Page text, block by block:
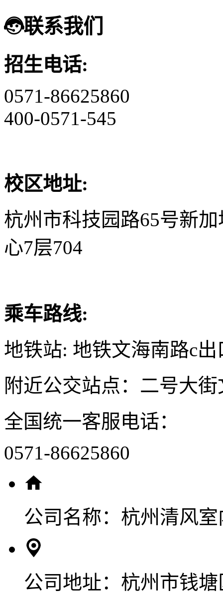
联系我们
招生电话:
0571-86625860
400-0571-545
校区地址:
杭州市科技园路65号新
心7层704
乘车路线:
地铁站: 地铁文海南路c出
附近公交站点：二号大
全国统一客服电话：
0571-86625860
公司名称： 杭州清风
公司地址： 杭州市钱